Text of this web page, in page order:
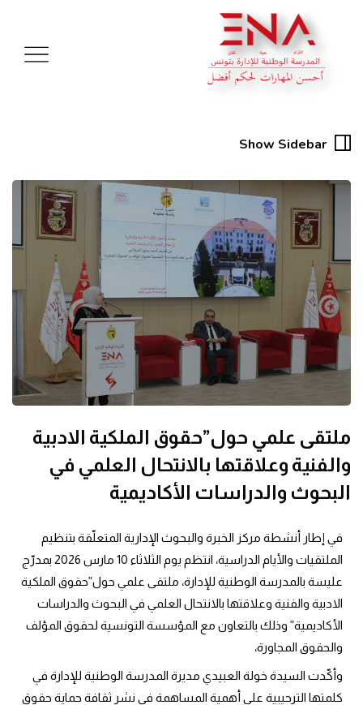
Show Sidebar
ملتقى علمي حول”حقوق الملكية الادبية
والفنية وعلاقتها بالانتحال العلمي في
البحوث والدراسات الأكاديمية
في إطار أنشطة مركز الخبرة والبحوث الإدارية المتعلّقة بتنظيم
الملتقيات والأيام الدراسية، انتظم يوم الثلاثاء 10 مارس 2026 بمدرّج
عليسة بالمدرسة الوطنية للإدارة، ملتقى علمي حول”حقوق الملكية
الادبية والفنية وعلاقتها بالانتحال العلمي في البحوث والدراسات
الأكاديمية” وذلك بالتعاون مع المؤسسة التونسية لحقوق المؤلف
والحقوق المجاورة،
وأكّدت السيدة خولة العبيدي مديرة المدرسة الوطنية للإدارة في
كلمتها الترحيبية على أهمية المساهمة في نشر ثقافة حماية حقوق